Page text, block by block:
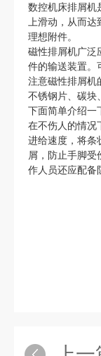
数控机床排屑机
上滑动，从而
理想附件。
磁性排屑机广泛
件的输送装置。
注意磁性排屑机
不锈钢片、碳块
下面简单介绍一
在不伤人的情况
进给速度，将条
屑，防止手脚
作人员还应配备